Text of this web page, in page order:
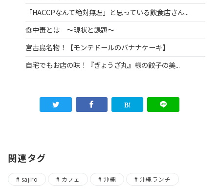
「HACCPなんて絶対無理」と思っている飲食店さん...
食中毒とは ～現状と課題～
宮古島名物！【モンテドールのバナナケーキ】
自宅でもお店の味！『ぎょうざ丸』様の餃子の美...
関連タグ
sajiro カフェ 沖縄 沖縄ランチ